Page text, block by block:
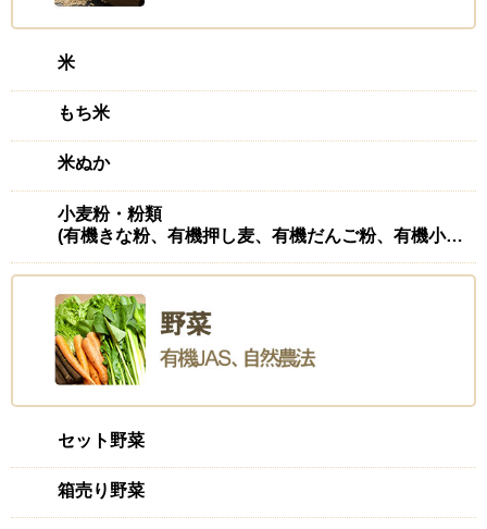
米
もち米
米ぬか
小麦粉・粉類
(有機きな粉、有機押し麦、有機だんご粉、有機小麦粉(強力)、有機ふすま、有機もち麦
セット野菜
箱売り野菜